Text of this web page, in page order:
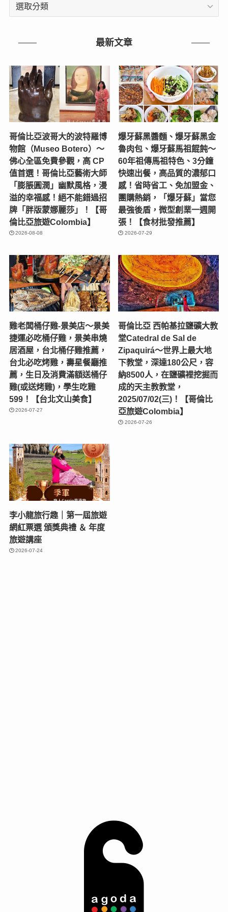
最新文章
哥倫比亞波哥大的波特羅博
物館（Museo Botero）～
佛心全區免費參觀，高 CP
值首選！哥倫比亞藝術大師
「膨脹圓潤」幽默風格，漫
溢的幸福感！絕不能錯過招
牌「胖版蒙娜麗莎」！【哥
倫比亞旅遊Colombia】
2026-08-08
爆牙蘇黑醬麵、爆牙蘇黑金
魯肉包、爆牙蘇馬祖餛飩～
60年祖傳馬祖特色、3分鐘
快速出餐，高品質的濃郁口
感！省時省工、免加盟金、
團購熱銷，「爆牙蘇」當您
最強後盾，微型創業一週開
張！【食材批發推薦】
2026-07-29
雞老闆桶仔雞-景美店〜景美
捷運必吃桶仔雞，景美串燒
居酒屋，台北桶仔雞推薦，
台北必吃烤雞，壽星餐廳推
薦，生日及消費滿額送桶仔
雞(或送烤雞)，學生吃雞
599！【台北文山美食】
2026-07-27
哥倫比亞 西帕基拉鹽礦大教
堂Catedral de Sal de
Zipaquirá～世界上最大地
下教堂，深達180公尺，容
納8500人，在鹽礦裡挖掘而
成的天主教教堂，
2025/07/02(三)！【哥倫比
亞旅遊Colombia】
2026-07-26
李小龍旅行趣｜第一屆旅遊
網紅票選 頒獎典禮 ＆ 年度
旅遊講座
2026-07-24